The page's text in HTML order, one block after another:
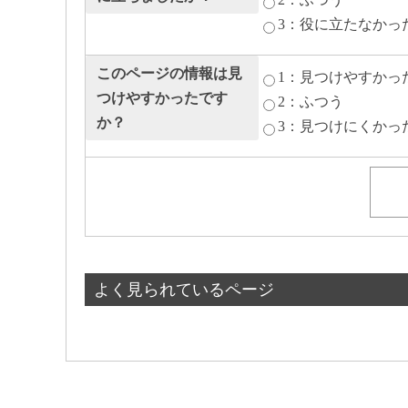
3：役に立たなかっ
このページの情報は見
つけやすかったです
か？
1：見つけやすかっ
2：ふつう
3：見つけにくかっ
よく見られているページ